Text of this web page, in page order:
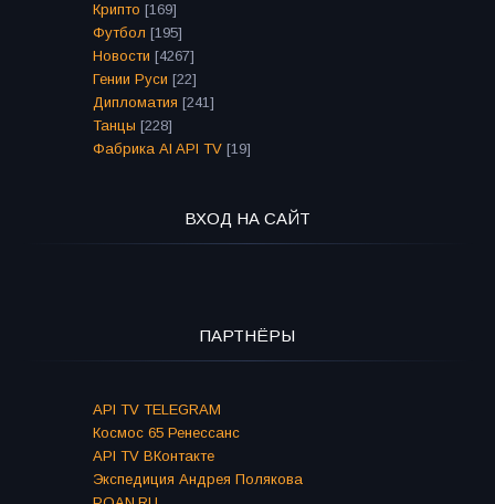
Крипто [169]
Футбол [195]
Новости [4267]
Гении Руси [22]
Дипломатия [241]
Танцы [228]
Фабрика AI API TV [19]
ВХОД НА САЙТ
ПАРТНЁРЫ
API TV TELEGRAM
Космос 65 Ренессанс
API TV ВКонтакте
Экспедиция Андрея Полякова